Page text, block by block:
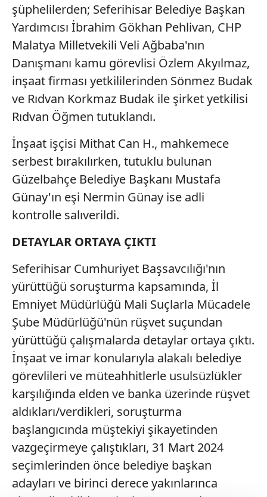
şüphelilerden; Seferihisar Belediye Başkan
Yardımcısı İbrahim Gökhan Pehlivan, CHP
Malatya Milletvekili Veli Ağbaba'nın
Danışmanı kamu görevlisi Özlem Akyılmaz,
inşaat firması yetkililerinden Sönmez Budak
ve Rıdvan Korkmaz Budak ile şirket yetkilisi
Rıdvan Öğmen tutuklandı.
İnşaat işçisi Mithat Can H., mahkemece
serbest bırakılırken, tutuklu bulunan
Güzelbahçe Belediye Başkanı Mustafa
Günay'ın eşi Nermin Günay ise adli
kontrolle salıverildi.
DETAYLAR ORTAYA ÇIKTI
Seferihisar Cumhuriyet Başsavcılığı'nın
yürüttüğü soruşturma kapsamında, İl
Emniyet Müdürlüğü Mali Suçlarla Mücadele
Şube Müdürlüğü'nün rüşvet suçundan
yürüttüğü çalışmalarda detaylar ortaya çıktı.
İnşaat ve imar konularıyla alakalı belediye
görevlileri ve müteahhitlerle usulsüzlükler
karşılığında elden ve banka üzerinde rüşvet
aldıkları/verdikleri, soruşturma
başlangıcında müştekiyi şikayetinden
vazgeçirmeye çalıştıkları, 31 Mart 2024
seçimlerinden önce belediye başkan
adayları ve birinci derece yakınlarınca